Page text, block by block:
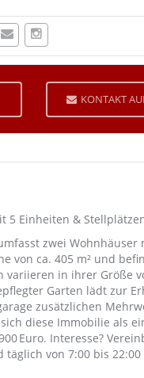
KONTAKT
5 Einheiten &
zwei
von ca. 405 m² und
in ihrer Größe
Garten lädt zur
zusätzlichen
diese Immobilie als
Euro. Interesse?
von 7:00 bis